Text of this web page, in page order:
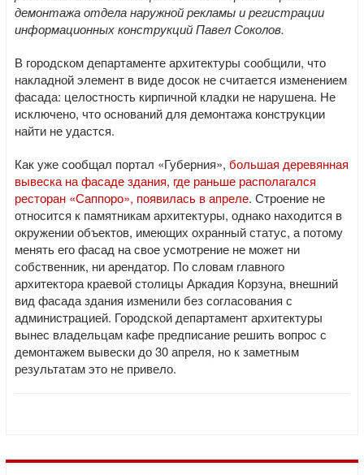
демонтажа отдела наружной рекламы и регистрации
информационных конструкций Павел Соколов.
В городском департаменте архитектуры сообщили, что
накладной элемент в виде досок не считается изменением
фасада: целостность кирпичной кладки не нарушена. Не
исключено, что оснований для демонтажа конструкции
найти не удастся.
Как уже сообщал портал «Губерния», большая деревянная
вывеска на фасаде здания, где раньше располагался
ресторан «Саппоро», появилась в апреле. Строение не
относится к памятникам архитектуры, однако находится в
окружении объектов, имеющих охранный статус, а потому
менять его фасад на свое усмотрение не может ни
собственник, ни арендатор. По словам главного
архитектора краевой столицы Аркадия Корзуна, внешний
вид фасада здания изменили без согласования с
администрацией. Городской департамент архитектуры
вынес владельцам кафе предписание решить вопрос с
демонтажем вывески до 30 апреля, но к заметным
результатам это не привело.